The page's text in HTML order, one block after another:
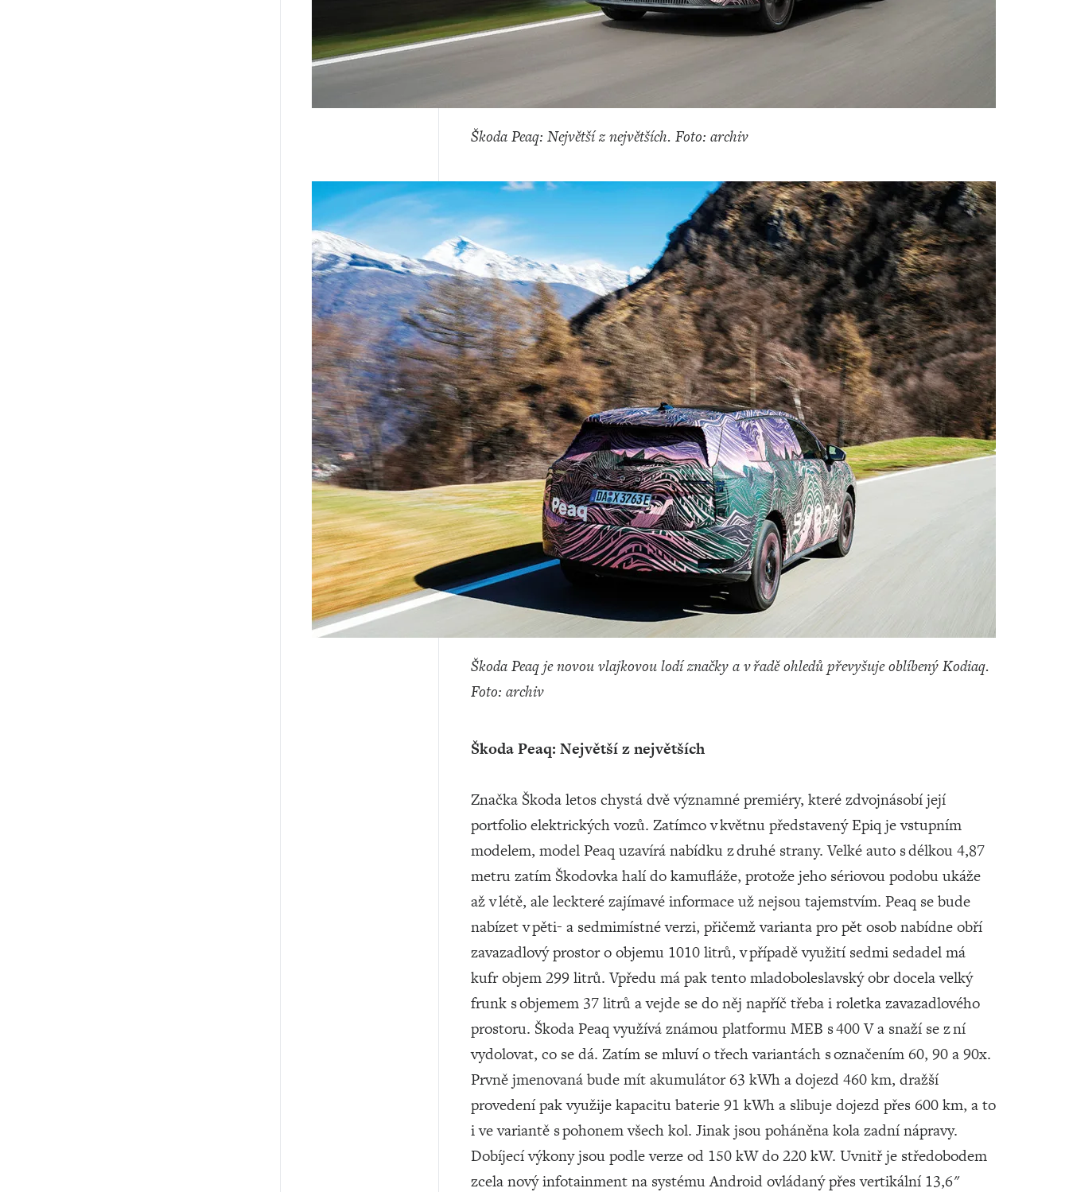
Škoda Peaq: Největší z největších. Foto: archiv
Škoda Peaq je novou vlajkovou lodí značky a v řadě ohledů převyšuje oblíbený Kodiaq.
Foto: archiv
Škoda Peaq: Největší z největších
Značka Škoda letos chystá dvě významné premiéry, které zdvojnásobí její
portfolio elektrických vozů. Zatímco v květnu představený Epiq je vstupním
modelem, model Peaq uzavírá nabídku z druhé strany. Velké auto s délkou 4,87
metru zatím Škodovka halí do kamufláže, protože jeho sériovou podobu ukáže
až v létě, ale leckteré zajímavé informace už nejsou tajemstvím. Peaq se bude
nabízet v pěti- a sedmimístné verzi, přičemž varianta pro pět osob nabídne obří
zavazadlový prostor o objemu 1010 litrů, v případě využití sedmi sedadel má
kufr objem 299 litrů. Vpředu má pak tento mladoboleslavský obr docela velký
frunk s objemem 37 litrů a vejde se do něj napříč třeba i roletka zavazadlového
prostoru. Škoda Peaq využívá známou platformu MEB s 400 V a snaží se z ní
vydolovat, co se dá. Zatím se mluví o třech variantách s označením 60, 90 a 90x.
Prvně jmenovaná bude mít akumulátor 63 kWh a dojezd 460 km, dražší
provedení pak využije kapacitu baterie 91 kWh a slibuje dojezd přes 600 km, a to
i ve variantě s pohonem všech kol. Jinak jsou poháněna kola zadní nápravy.
Dobíjecí výkony jsou podle verze od 150 kW do 220 kW. Uvnitř je středobodem
zcela nový infotainment na systému Android ovládaný přes vertikální 13,6"